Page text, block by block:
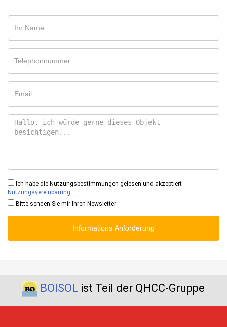
Ich habe die Nutzungsbestimmungen gelesen und akzeptiert
Nutzungsvereinbarung
Bitte senden Sie mir Ihren Newsletter
Informations Anforderung
BOISOL ist Teil der QHCC-Gruppe